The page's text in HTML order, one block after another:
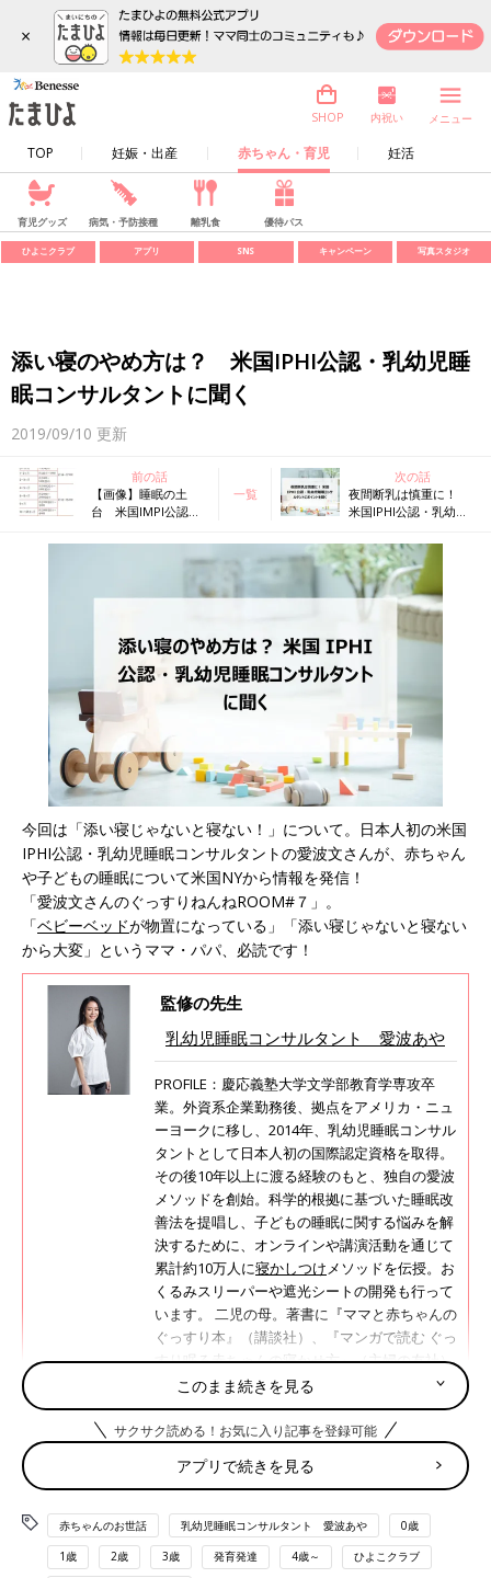
×
TOP 妊娠・出産 赤ちゃん・育児 妊活
SHOP 内祝い メニュー
育児グッズ 病気・予防接種 離乳食 優待パス
ひよこクラブ アプリ SNS キャンペーン 写真スタジオ
添い寝のやめ方は？ 米国IPHI公認・乳幼児睡
眠コンサルタントに聞く
2019/09/10 更新
前の話
【画像】睡眠の土
台 米国IMPI公認・
タント／愛波文さん
一覧
次の話
夜間断乳は慎重に！
米国IPHI公認・乳幼児
ポイントを聞く
今回は「添い寝じゃないと寝ない！」について。日本人初の米国
IPHI公認・乳幼児睡眠コンサルタントの愛波文さんが、赤ちゃん
や子どもの睡眠について米国NYから情報を発信！
「愛波文さんのぐっすりねんねROOM#７」。
「ベビーベッドが物置になっている」「添い寝じゃないと寝ない
から大変」というママ・パパ、必読です！
監修の先生
乳幼児睡眠コンサルタント 愛波あや
PROFILE：慶応義塾大学文学部教育学専攻卒
業。外資系企業勤務後、拠点をアメリカ・ニュ
ーヨークに移し、2014年、乳幼児睡眠コンサル
タントとして日本人初の国際認定資格を取得。
その後10年以上に渡る経験のもと、独自の愛波
メソッドを創始。科学的根拠に基づいた睡眠改
善法を提唱し、子どもの睡眠に関する悩みを解
決するために、オンラインや講演活動を通じて
累計約10万人に寝かしつけ メソッドを伝授。お
くるみスリーパーや遮光シートの開発も行って
います。 二児の母。著書に『ママと赤ちゃんの
ぐっすり本』（講談社）、『マンガで読む ぐっ
すり眠る赤ちゃんの寝かせ方』（主婦の友社）
がある。現在『忙しくても能力がどんどん引き
出される 子どものためのベスト睡眠』
（KADOKAWA）発売中。
■Home Page
■Twitter
■YOUTUBE 愛波あや「赤ちゃんねんねの専門チ
ャンネル」
このまま続きを見る
サクサク読める！お気に入り記事を登録可能
アプリで続きを見る
赤ちゃんのお世話 乳幼児睡眠コンサルタント 愛波あや 0歳
1歳 2歳 3歳 発育発達 4歳～ ひよこクラブ